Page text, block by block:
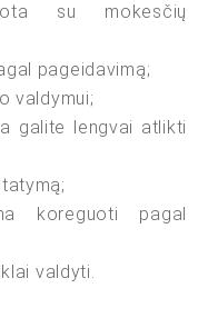
su mokesčių
pageidavimą;
valdymui;
galite lengvai atlikti
koreguoti pagal
valdyti.